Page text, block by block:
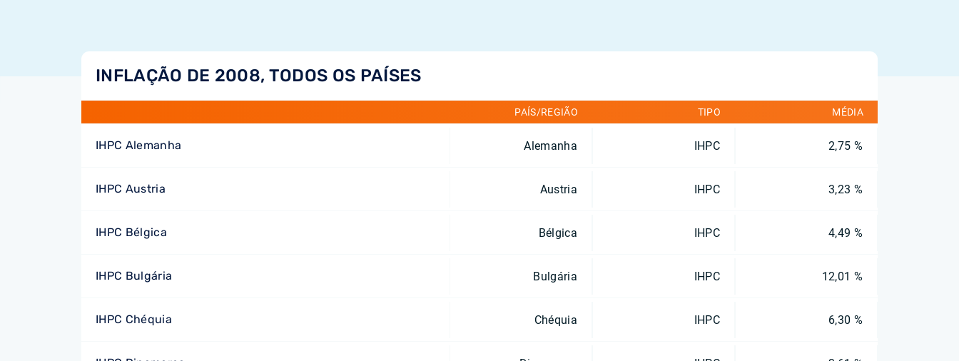
INFLAÇÃO DE 2008, TODOS OS PAÍSES
PAÍS/REGIÃO TIPO MÉDIA
IHPC Alemanha Alemanha IHPC 2,75 %
IHPC Austria Austria IHPC 3,23 %
IHPC Bélgica Bélgica IHPC 4,49 %
IHPC Bulgária Bulgária IHPC 12,01 %
IHPC Chéquia Chéquia IHPC 6,30 %